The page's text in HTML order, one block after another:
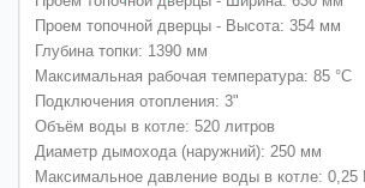
Проем топочной дверцы - Высота: 354 мм
Глубина топки: 1390 мм
Максимальная рабочая температура: 85 °C
Подключения отопления: 3"
Объём воды в котле: 520 литров
Диаметр дымохода (наружний): 250 мм
Максимальное давление воды в котле: